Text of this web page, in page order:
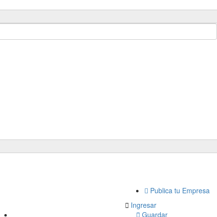
Publica tu Empresa
Ingresar
Guardar